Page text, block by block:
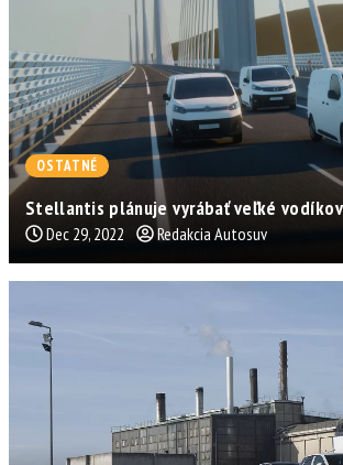
OSTATNÉ
Stellantis plánuje vyrábať veľké
Dec 29, 2022 Redakcia Autosuv